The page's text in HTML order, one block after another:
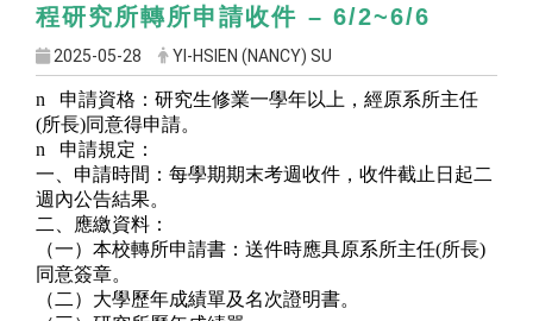
程研究所轉所申請收件 – 6/2~6/6
2025-05-28 YI-HSIEN (NANCY) SU
n
申請資格：研究生修業一學年以上，經原系所主任
(所長)同意得申請。
n
申請規定：
一、申請時間：每學期期末考週收件，收件截止日起二
週內公告結果。
二、應繳資料：
（一）本校轉所申請書：送件時應具原系所主任(所長)
同意簽章。
（二）大學歷年成績單及名次證明書。